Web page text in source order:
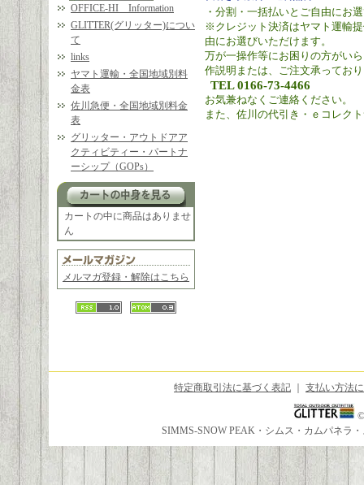
OFFICE-HI Information
GLITTER(グリッター)につい
て
links
ヤマト運輸・全国地域別料
金表
佐川急便・全国地域別料金
表
グリッター・アウトドアア
クティビティー・パートナ
ーシップ（GOPs）
カートの中に商品はありませ
ん
メルマガ登録・解除はこちら
・分割・一括払いとご自由にお
※クレジット決済はヤマト運輸
由にお選びいただけます。
万が一操作等にお困りの方がい
作説明または、ご注文承ってお
TEL 0166-73-4466
お気兼ねなくご連絡ください。
また、佐川の代引き・ｅコレク
特定商取引法に基づく表記 支払い方法
SIMMS-SNOW PEAK・シムス・カムパネラ